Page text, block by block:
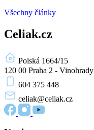
Všechny články
Celiak.cz
Polská 1664/15
120 00 Praha 2 - Vinohrady
604 375 448
celiak@celiak.cz